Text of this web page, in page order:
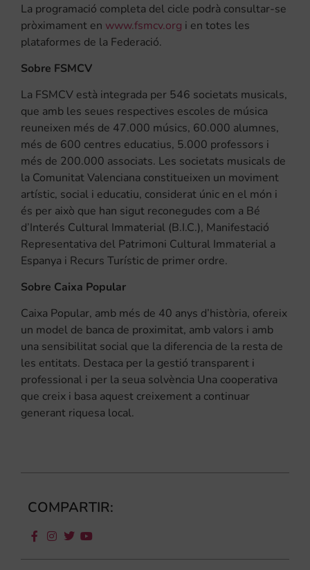
La programació completa del cicle podrà consultar-se
pròximament en www.fsmcv.org i en totes les
plataformes de la Federació.
Sobre FSMCV
La FSMCV està integrada per 546 societats musicals,
que amb les seues respectives escoles de música
reuneixen més de 47.000 músics, 60.000 alumnes,
més de 600 centres educatius, 5.000 professors i
més de 200.000 associats. Les societats musicals de
la Comunitat Valenciana constitueixen un moviment
artístic, social i educatiu, considerat únic en el món i
és per això que han sigut reconegudes com a Bé
d’Interés Cultural Immaterial (B.I.C.), Manifestació
Representativa del Patrimoni Cultural Immaterial a
Espanya i Recurs Turístic de primer ordre.
Sobre Caixa Popular
Caixa Popular, amb més de 40 anys d’història, ofereix
un model de banca de proximitat, amb valors i amb
una sensibilitat social que la diferencia de la resta de
les entitats. Destaca per la gestió transparent i
professional i per la seua solvència Una cooperativa
que creix i basa aquest creixement a continuar
generant riquesa local.
COMPARTIR: